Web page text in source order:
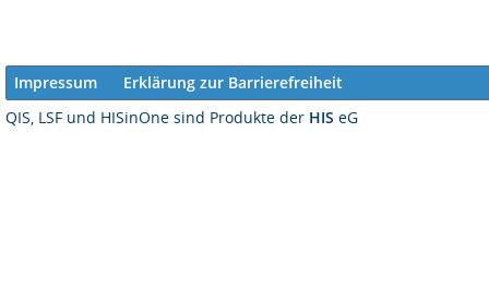
Impressum
Erklärung zur Barrierefreiheit
QIS, LSF und HISinOne sind Produkte der HIS eG